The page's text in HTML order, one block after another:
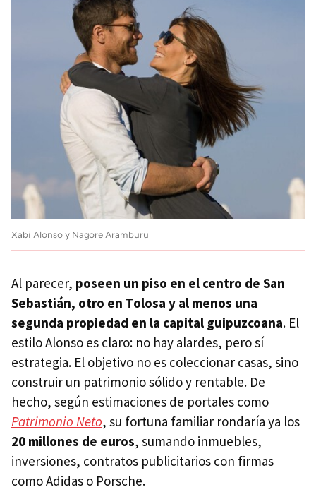
Xabi Alonso y Nagore Aramburu
Al parecer, poseen un piso en el centro de San
Sebastián, otro en Tolosa y al menos una
segunda propiedad en la capital guipuzcoana. El
estilo Alonso es claro: no hay alardes, pero sí
estrategia. El objetivo no es coleccionar casas, sino
construir un patrimonio sólido y rentable. De
hecho, según estimaciones de portales como
Patrimonio Neto, su fortuna familiar rondaría ya los
20 millones de euros, sumando inmuebles,
inversiones, contratos publicitarios con firmas
como Adidas o Porsche.